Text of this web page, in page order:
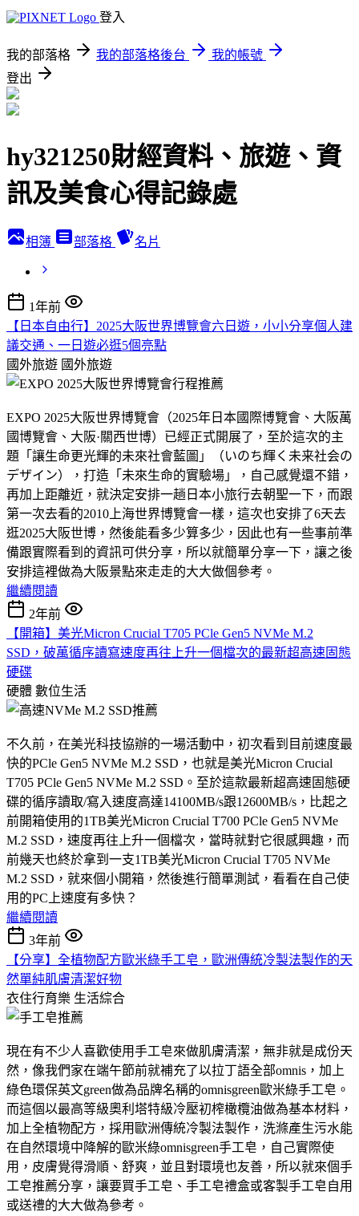
登入
我的部落格 我的部落格後台
我的帳號
登出
hy321250財經資料、旅遊、資
訊及美食心得記錄處
相簿 部落格 名片
1年前
【日本自由行】2025大阪世界博覽會六日遊，小小分享個人建
議交通、一日遊必逛5個亮點
國外旅遊 國外旅遊
EXPO 2025大阪世界博覽會（2025年日本國際博覽會、大阪萬
國博覽會、大阪·關西世博）已經正式開展了，至於這次的主
題「讓生命更光輝的未來社會藍圖」（いのち輝く未来社会の
デザイン），打造「未來生命的實驗場」，自己感覺還不錯，
再加上距離近，就決定安排一趟日本小旅行去朝聖一下，而跟
第一次去看的2010上海世界博覽會一樣，這次也安排了6天去
逛2025大阪世博，然後能看多少算多少，因此也有一些事前準
備跟實際看到的資訊可供分享，所以就簡單分享一下，讓之後
安排這裡做為大阪景點來走走的大大做個參考。
繼續閱讀
2年前
【開箱】美光Micron Crucial T705 PCle Gen5 NVMe M.2
SSD，破萬循序讀寫速度再往上升一個檔次的最新超高速固態
硬碟
硬體 數位生活
不久前，在美光科技協辦的一場活動中，初次看到目前速度最
快的PCle Gen5 NVMe M.2 SSD，也就是美光Micron Crucial
T705 PCle Gen5 NVMe M.2 SSD。至於這款最新超高速固態硬
碟的循序讀取/寫入速度高達14100MB/s跟12600MB/s，比起之
前開箱使用的1TB美光Micron Crucial T700 PCle Gen5 NVMe
M.2 SSD，速度再往上升一個檔次，當時就對它很感興趣，而
前幾天也終於拿到一支1TB美光Micron Crucial T705 NVMe
M.2 SSD，就來個小開箱，然後進行簡單測試，看看在自己使
用的PC上速度有多快？
繼續閱讀
3年前
【分享】全植物配方歐米綠手工皂，歐洲傳統冷製法製作的天
然單純肌膚清潔好物
衣住行育樂 生活綜合
現在有不少人喜歡使用手工皂來做肌膚清潔，無非就是成份天
然，像我們家在端午節前就補充了以拉丁語全部omnis，加上
綠色環保英文green做為品牌名稱的omnisgreen歐米綠手工皂。
而這個以最高等級奧利塔特級冷壓初榨橄欖油做為基本材料，
加上全植物配方，採用歐洲傳統冷製法製作，洗滌產生污水能
在自然環境中降解的歐米綠omnisgreen手工皂，自己實際使
用，皮膚覺得滑順、舒爽，並且對環境也友善，所以就來個手
工皂推薦分享，讓要買手工皂、手工皂禮盒或客製手工皂自用
或送禮的大大做為參考。